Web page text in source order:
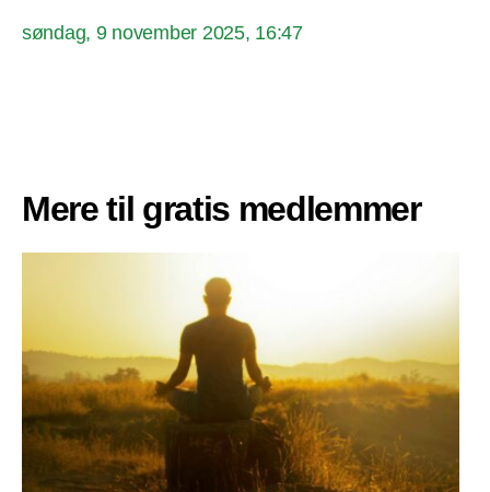
søndag, 9 november 2025, 16:47
Mere til gratis medlemmer